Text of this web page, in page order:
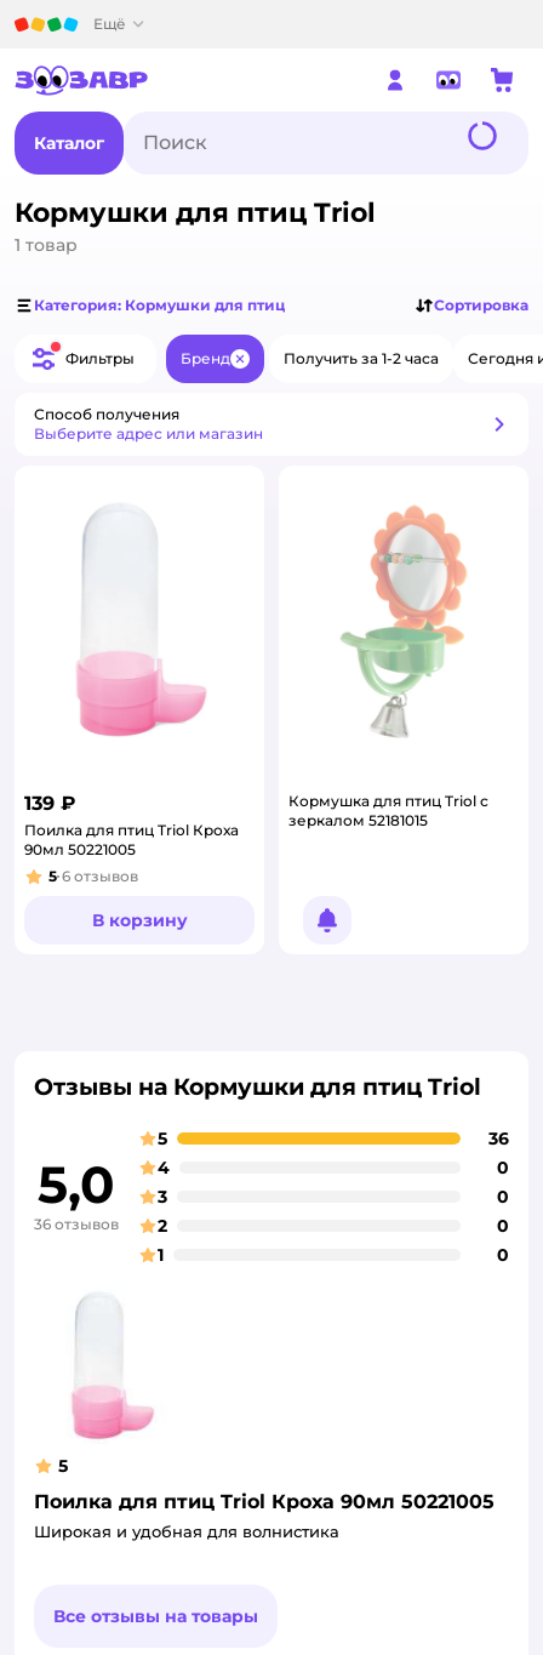
Ещё
Каталог
Кормушки для птиц Triol
1 товар
Категория: Кормушки для птиц Сортировка
Фильтры Бренд ЗакрытьПолучить за 1-2 часа Сегодня
Способ получения
Выберите адрес или магазин
139 ₽
Поилка для птиц Triol Кроха
90мл 50221005
Рейтинг:
5 6 отзывов
В корзину
Кормушка для птиц Triol с
зеркалом 52181015
Уведомить о появлении
Отзывы на Кормушки для птиц Triol
5,0
36 отзывов
5
36
4
0
3
0
2
0
1
0
5
Поилка для птиц Triol Кроха 90мл 50221005
Широкая и удобная для волнистика
Все отзывы на товары